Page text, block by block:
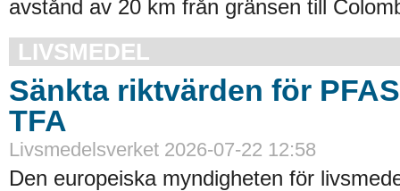
avstånd av 20 km från gränsen till
LIVSMEDEL
Sänkta riktvärden för
TFA
Livsmedelsverket 2026-07-22 12:58
Den europeiska myndigheten för